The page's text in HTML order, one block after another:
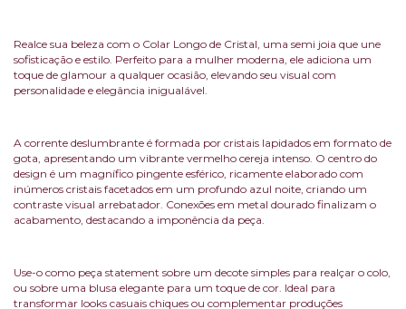
Realce sua beleza com o Colar Longo de Cristal, uma semi joia que une
sofisticação e estilo. Perfeito para a mulher moderna, ele adiciona um
toque de glamour a qualquer ocasião, elevando seu visual com
personalidade e elegância inigualável.
A corrente deslumbrante é formada por cristais lapidados em formato de
gota, apresentando um vibrante vermelho cereja intenso. O centro do
design é um magnífico pingente esférico, ricamente elaborado com
inúmeros cristais facetados em um profundo azul noite, criando um
contraste visual arrebatador. Conexões em metal dourado finalizam o
acabamento, destacando a imponência da peça.
Use-o como peça statement sobre um decote simples para realçar o colo,
ou sobre uma blusa elegante para um toque de cor. Ideal para
transformar looks casuais chiques ou complementar produções